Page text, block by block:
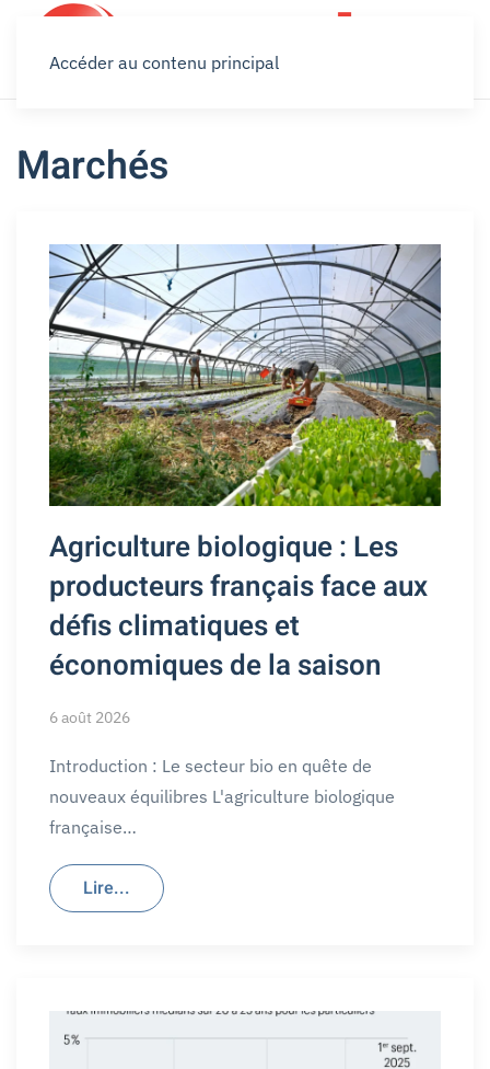
Accéder au contenu principal
Marchés
Agriculture biologique : Les
producteurs français face aux
défis climatiques et
économiques de la saison
6 août 2026
Introduction : Le secteur bio en quête de
nouveaux équilibres L'agriculture biologique
française…
Lire...